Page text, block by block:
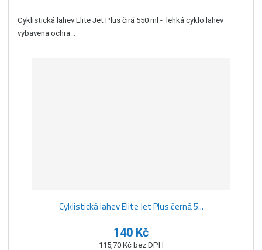
Cyklistická lahev Elite Jet Plus čirá 550 ml - lehká cyklo lahev
vybavena ochra...
Cyklistická lahev Elite Jet Plus černá 5...
140 Kč
115,70 Kč bez DPH